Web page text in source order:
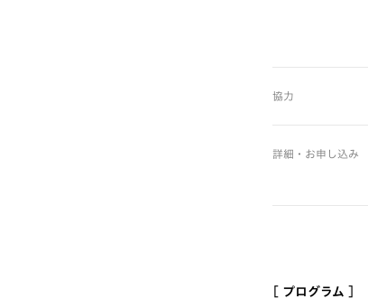
協力
詳細・お申し込み
[ プログラム ]